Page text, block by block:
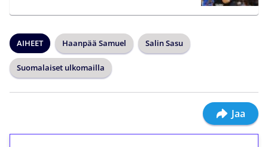
AIHEET Haanpää Samuel Salin Sasu
Suomalaiset ulkomailla
Jaa